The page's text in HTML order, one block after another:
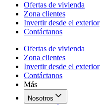
Ofertas de vivienda
Zona clientes
Invertir desde el exterior
Contáctanos
Ofertas de vivienda
Zona clientes
Invertir desde el exterior
Contáctanos
Más
Nosotros